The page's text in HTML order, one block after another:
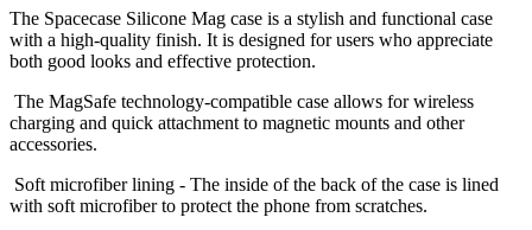
The Spacecase Silicone Mag case is a stylish and functional case
with a high-quality finish. It is designed for users who appreciate
both good looks and effective protection.
The MagSafe technology-compatible case allows for wireless
charging and quick attachment to magnetic mounts and other
accessories.
Soft microfiber lining - The inside of the back of the case is lined
with soft microfiber to protect the phone from scratches.